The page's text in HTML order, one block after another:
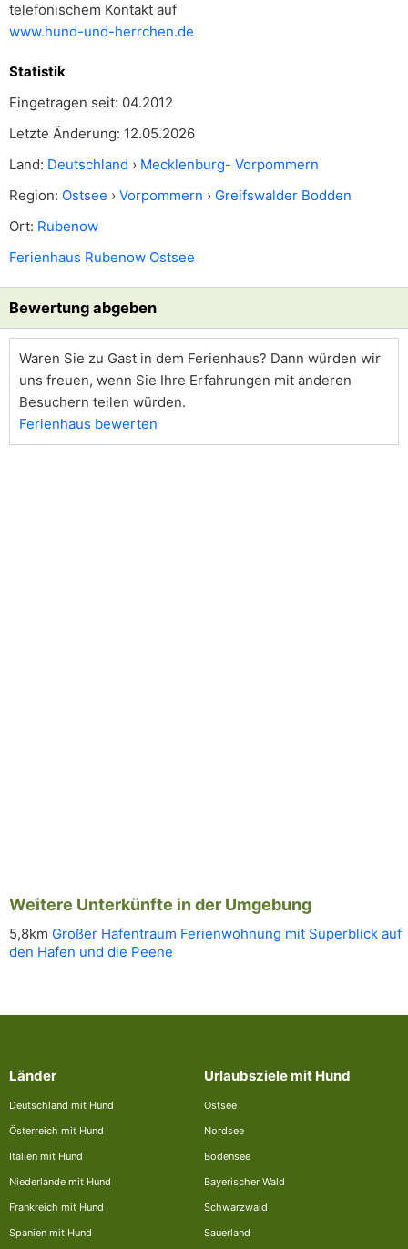
telefonischem Kontakt auf
www.hund-und-herrchen.de
Statistik
Eingetragen seit: 04.2012
Letzte Änderung: 12.05.2026
Land: Deutschland › Mecklenburg- Vorpommern
Region: Ostsee › Vorpommern › Greifswalder Bodden
Ort: Rubenow
Ferienhaus Rubenow Ostsee
Bewertung abgeben
Waren Sie zu Gast in dem Ferienhaus? Dann würden wir
uns freuen, wenn Sie Ihre Erfahrungen mit anderen
Besuchern teilen würden.
Ferienhaus bewerten
Weitere Unterkünfte in der Umgebung
5,8km Großer Hafentraum Ferienwohnung mit Superblick auf
den Hafen und die Peene
Länder
Deutschland mit Hund
Österreich mit Hund
Italien mit Hund
Niederlande mit Hund
Frankreich mit Hund
Spanien mit Hund
Urlaubsziele mit Hund
Ostsee
Nordsee
Bodensee
Bayerischer Wald
Schwarzwald
Sauerland